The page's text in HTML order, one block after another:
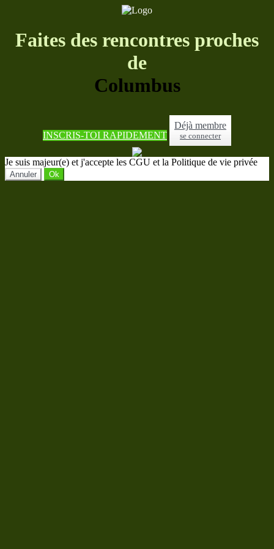
Faites des rencontres proches
de
Columbus
INSCRIS-TOI RAPIDEMENT
Déjà membre
se connecter
Je suis majeur(e) et j'accepte les CGU et la Politique de vie privée
Annuler Ok